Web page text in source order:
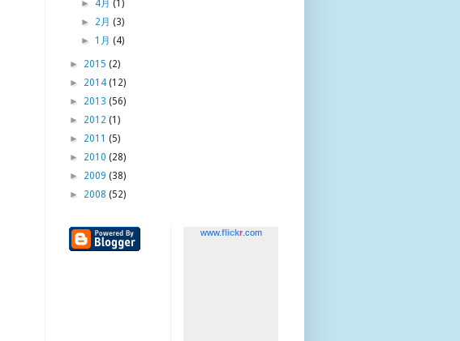
► 4月(1)
► 2月(3)
► 1月(4)
► 2015 (2)
► 2014 (12)
► 2013 (56)
► 2012 (1)
► 2011 (5)
► 2010 (28)
► 2009 (38)
► 2008 (52)
www.flickr.com